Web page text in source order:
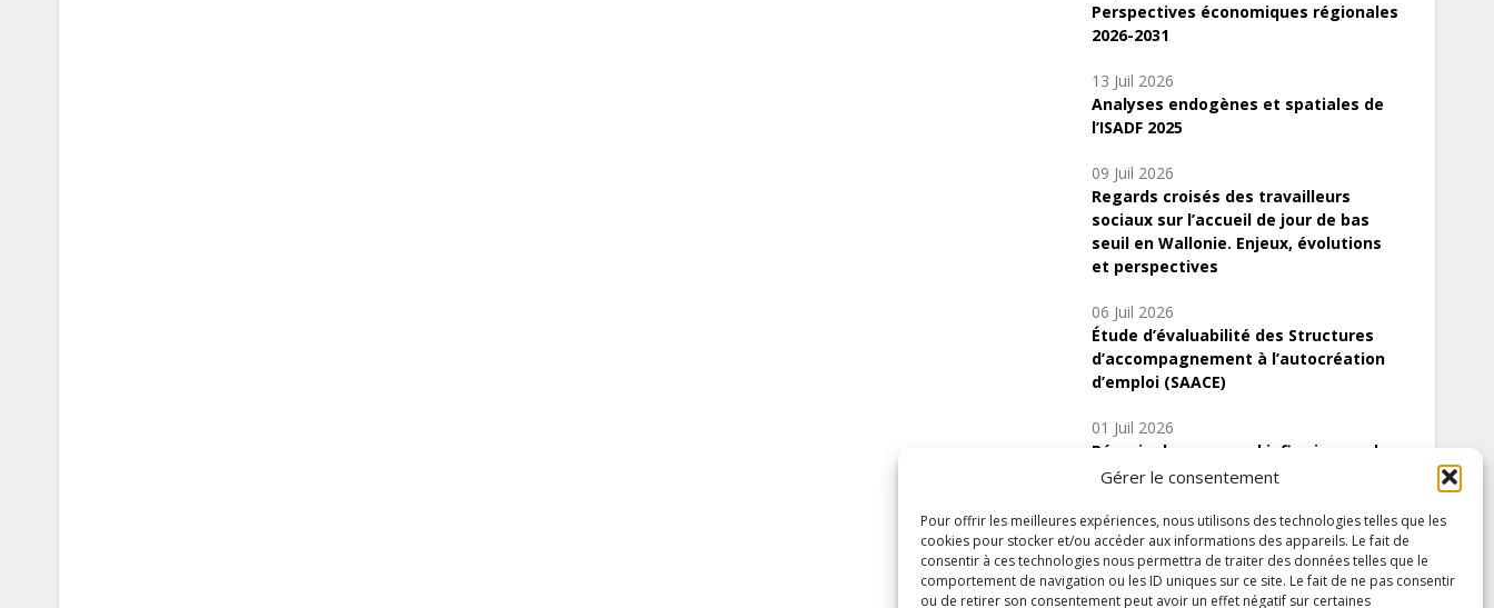
Gérer le consentement
Pour offrir les meilleures expériences, nous utilisons des technologies telles que les
cookies pour stocker et/ou accéder aux informations des appareils. Le fait de
consentir à ces technologies nous permettra de traiter des données telles que le
comportement de navigation ou les ID uniques sur ce site. Le fait de ne pas consentir
ou de retirer son consentement peut avoir un effet négatif sur certaines
Perspectives économiques régionales
2026-2031
13 Juil 2026
Analyses endogènes et spatiales de
l’ISADF 2025
09 Juil 2026
Regards croisés des travailleurs
sociaux sur l’accueil de jour de bas
seuil en Wallonie. Enjeux, évolutions
et perspectives
06 Juil 2026
Étude d’évaluabilité des Structures
d’accompagnement à l’autocréation
d’emploi (SAACE)
01 Juil 2026
Pénurie du personnel infirmier :quels
indicateurs d’offre de soins pour
Inscrivez-vous à notre newsletter